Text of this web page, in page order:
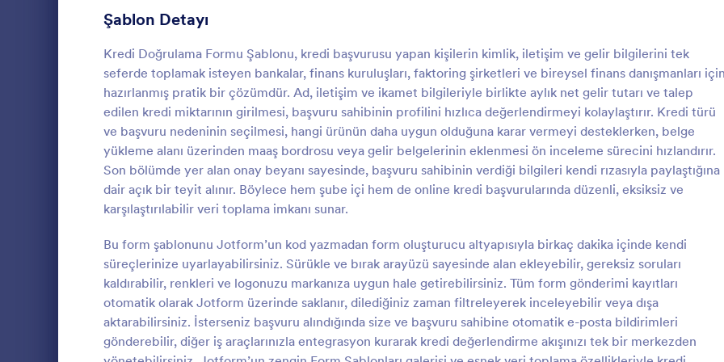
Şablon Detayı
Kredi Doğrulama Formu Şablonu, kredi başvurusu yapan kişilerin kimlik, iletişim ve gelir bilgilerini tek
seferde toplamak isteyen bankalar, finans kuruluşları, faktoring şirketleri ve bireysel finans danışmanları için
hazırlanmış pratik bir çözümdür. Ad, iletişim ve ikamet bilgileriyle birlikte aylık net gelir tutarı ve talep
edilen kredi miktarının girilmesi, başvuru sahibinin profilini hızlıca değerlendirmeyi kolaylaştırır. Kredi türü
ve başvuru nedeninin seçilmesi, hangi ürünün daha uygun olduğuna karar vermeyi desteklerken, belge
yükleme alanı üzerinden maaş bordrosu veya gelir belgelerinin eklenmesi ön inceleme sürecini hızlandırır.
Son bölümde yer alan onay beyanı sayesinde, başvuru sahibinin verdiği bilgileri kendi rızasıyla paylaştığına
dair açık bir teyit alınır. Böylece hem şube içi hem de online kredi başvurularında düzenli, eksiksiz ve
karşılaştırılabilir veri toplama imkanı sunar.
Bu form şablonunu Jotform’un kod yazmadan form oluşturucu altyapısıyla birkaç dakika içinde kendi
süreçlerinize uyarlayabilirsiniz. Sürükle ve bırak arayüzü sayesinde alan ekleyebilir, gereksiz soruları
kaldırabilir, renkleri ve logonuzu markanıza uygun hale getirebilirsiniz. Tüm form gönderimi kayıtları
otomatik olarak Jotform üzerinde saklanır, dilediğiniz zaman filtreleyerek inceleyebilir veya dışa
aktarabilirsiniz. İsterseniz başvuru alındığında size ve başvuru sahibine otomatik e-posta bildirimleri
gönderebilir, diğer iş araçlarınızla entegrasyon kurarak kredi değerlendirme akışınızı tek bir merkezden
Kayıt Doğrulama Formu
Kayıt Doğrulama Formu, Jotform Form
Oluşturucu ile hazırlanmış, öğrenci bilgileri
ve kayıt belgelerini toplayarak eğitim
kurumları için kayıt doğrulama sürecini
Şablon Kullan
:
Mevduat Doğrulama
Mevduat Doğrulama Formu,
Oluşturucu ile ad, iletişim, banka,
mevduat tutarı, para birimi ve
toplayarak mevduat işlemlerinin
düzenli veri toplama ile
sağlar.
Şablon Kullan
Üye Kayıt Formları
Oy Formları 22
Özet Formları 17
Onay Formları 89
Değerlendirme Formları 104
Katılım Formları 12
Yetkilendirme Formları
Ödül Formları 17
Efsane Cuma Formları 3
Hesaplama Formları 15